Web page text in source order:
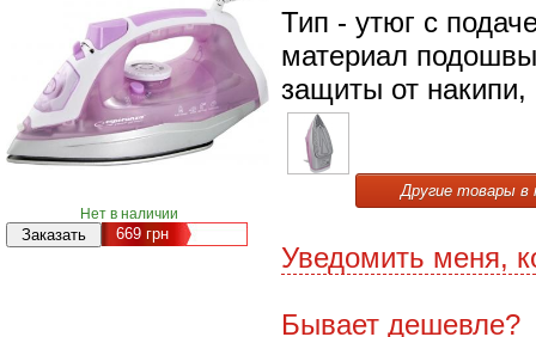
Нет в наличии
669грн
Тип - утюг с
материал
защиты от накипи,
Другие товары в
Уведомить меня,
Бывает дешевле?